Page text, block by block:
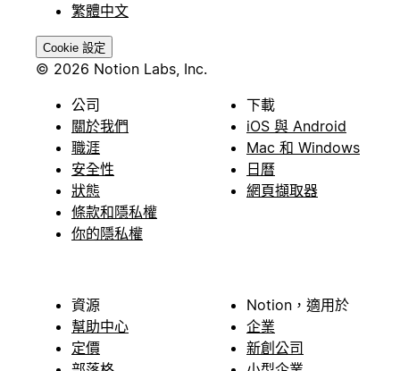
繁體中文
Cookie 設定
© 2026 Notion Labs, Inc.
公司
關於我們
職涯
安全性
狀態
條款和隱私權
你的隱私權
下載
iOS 與 Android
Mac 和 Windows
日曆
網頁擷取器
資源
幫助中心
定價
Notion，適用於
企業
新創公司